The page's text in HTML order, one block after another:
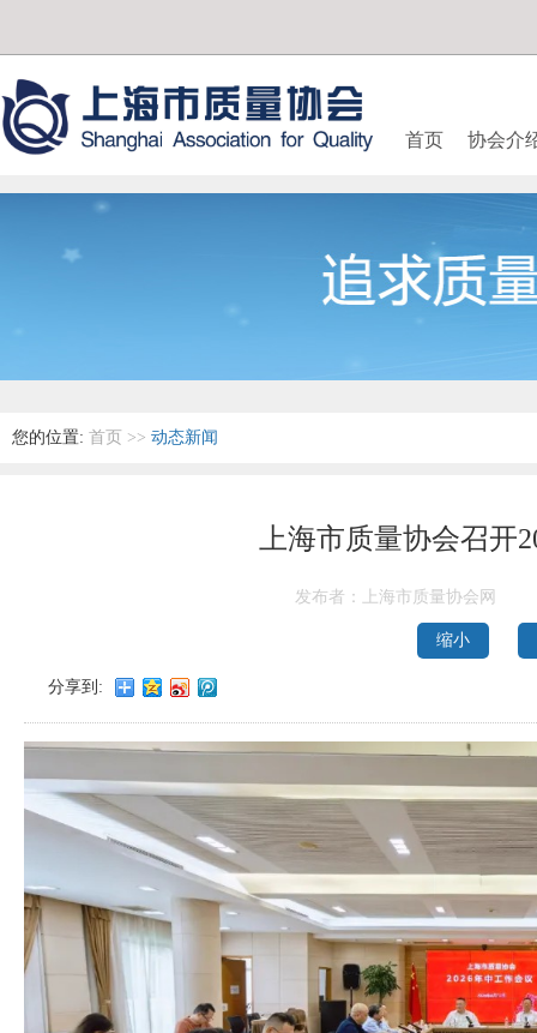
首页 协会介
您的位置: 首页 >> 动态新闻
上海市质量协会召开
发布者：上海市质量协会网
缩小
分享到: